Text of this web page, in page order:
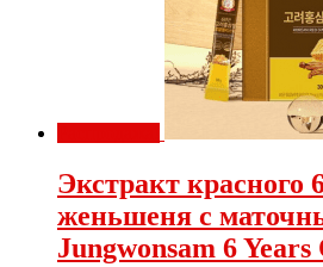
Экстракт красного
женьшеня с
Jungwonsam 6